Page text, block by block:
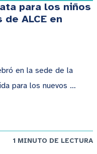
para los niños
ALCE en
en la sede de la
para los nuevos …
1 MINUTO DE LECTURA